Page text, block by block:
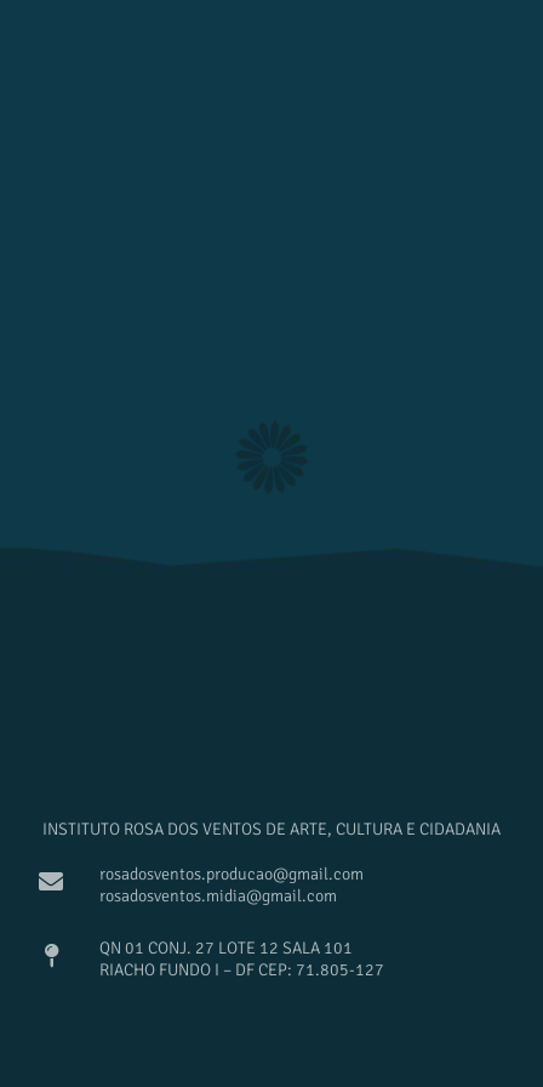
INSTITUTO ROSA DOS VENTOS DE ARTE, CULTURA E CIDADANIA
rosadosventos.producao@gmail.com
rosadosventos.midia@gmail.com
QN 01 CONJ. 27 LOTE 12 SALA 101
RIACHO FUNDO I – DF CEP: 71.805-127